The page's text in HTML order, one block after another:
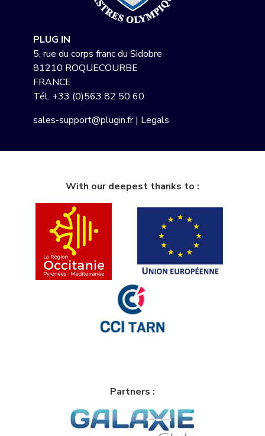
PLUG IN
5, rue du corps franc du Sidobre
81210 ROQUECOURBE
FRANCE
Tél. +33 (0)563 82 50 60
sales-support@plugin.fr| Legals
With our deepest thanks to :
Partners :